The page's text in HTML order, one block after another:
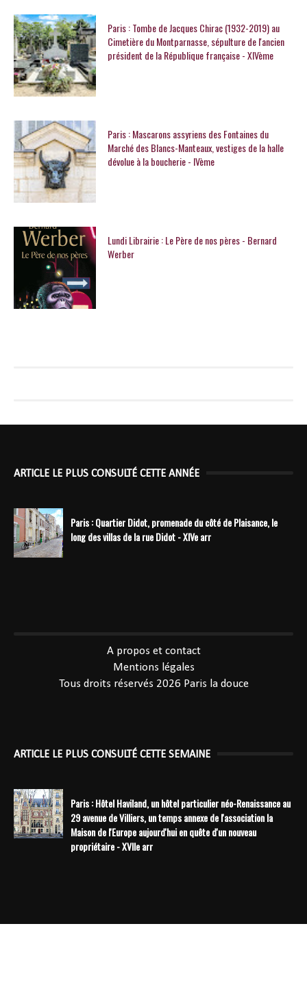
Paris : Tombe de Jacques Chirac (1932-2019) au
Cimetière du Montparnasse, sépulture de l'ancien
président de la République française - XIVème
Paris : Mascarons assyriens des Fontaines du
Marché des Blancs-Manteaux, vestiges de la halle
dévolue à la boucherie - IVème
Lundi Librairie : Le Père de nos pères - Bernard
Werber
ARTICLE LE PLUS CONSULTÉ CETTE ANNÉE
Paris : Quartier Didot, promenade du côté de Plaisance, le
long des villas de la rue Didot - XIVe arr
A propos et contact
Mentions légales
Tous droits réservés 2026 Paris la douce
ARTICLE LE PLUS CONSULTÉ CETTE SEMAINE
Paris : Hôtel Haviland, un hôtel particulier néo-Renaissance au
29 avenue de Villiers, un temps annexe de l'association la
Maison de l'Europe aujourd'hui en quête d'un nouveau
propriétaire - XVIIe arr